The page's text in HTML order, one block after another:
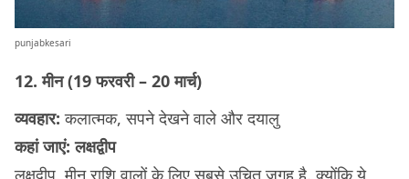
punjabkesari
12. मीन (19 फरवरी – 20 मार्च)
व्यवहार:कलात्मक, सपने देखने वाले और दयालु
कहां जाएं: लक्षद्वीप
लक्षद्वीप, मीन राशि वालों के लिए सबसे उचित जगह है. क्योंकि ये